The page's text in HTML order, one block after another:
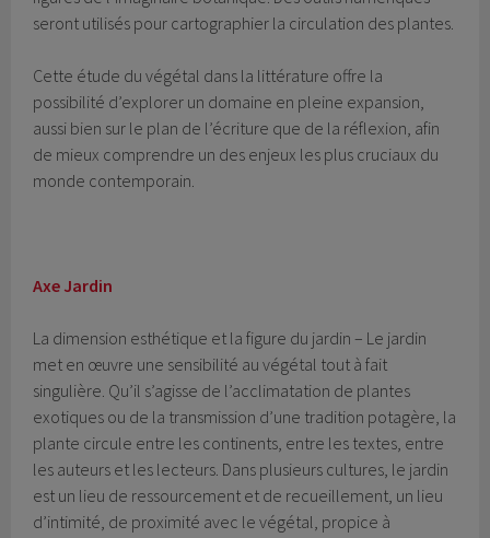
seront utilisés pour cartographier la circulation des plantes.
Cette étude du végétal dans la littérature offre la
possibilité d’explorer un domaine en pleine expansion,
aussi bien sur le plan de l’écriture que de la réflexion, afin
de mieux comprendre un des enjeux les plus cruciaux du
monde contemporain.
Axe Jardin
La dimension esthétique et la figure du jardin – Le jardin
met en œuvre une sensibilité au végétal tout à fait
singulière. Qu’il s’agisse de l’acclimatation de plantes
exotiques ou de la transmission d’une tradition potagère, la
plante circule entre les continents, entre les textes, entre
les auteurs et les lecteurs. Dans plusieurs cultures, le jardin
est un lieu de ressourcement et de recueillement, un lieu
d’intimité, de proximité avec le végétal, propice à